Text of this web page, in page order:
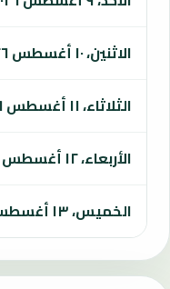
الاثنين، ١٠ أغسطس ٢٠٢٦
الثلاثاء، ١١ أغسطس ٢٠٢٦
الأربعاء، ١٢ أغسطس ٢٠٢٦
الخميس، ١٣ أغسطس ٢٠٢٦